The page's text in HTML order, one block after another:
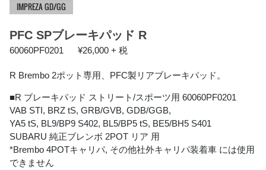
IMPREZA GD/GG
PFC SPブレーキパッド R
60060PF0201 ¥26,000 + 税
R Brembo 2ポット専用、PFC製リアブレーキパッド。
■R ブレーキパッド ストリート/スポーツ用 60060PF0201
VAB STI, BRZ tS, GRB/GVB, GDB/GGB,
YA5 tS, BL9/BP9 S402, BL5/BP5 tS, BE5/BH5 S401
SUBARU 純正ブレンボ 2POT リア 用
*Brembo 4POTキャリパ, その他社外キャリパ装着車 には使用
できません